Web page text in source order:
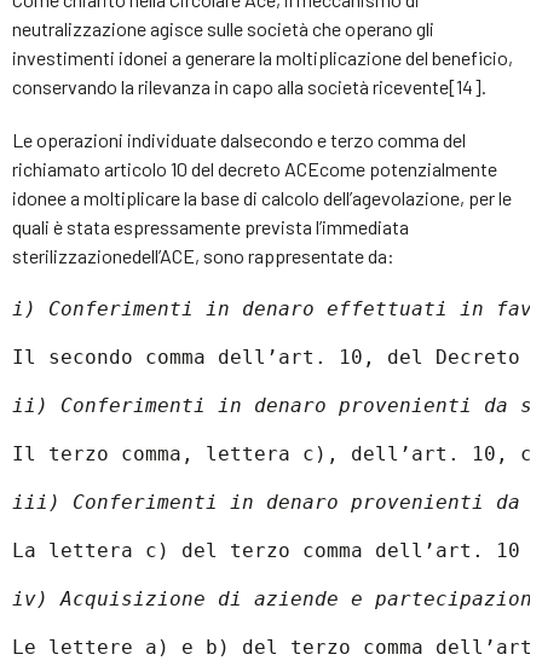
neutralizzazione agisce sulle società che operano gli
investimenti idonei a generare la moltiplicazione del beneficio,
conservando la rilevanza in capo alla società ricevente[14].
Le operazioni individuate dalsecondo e terzo comma del
richiamato articolo 10 del decreto ACEcome potenzialmente
idonee a moltiplicare la base di calcolo dell’agevolazione, per le
quali è stata espressamente prevista l’immediata
sterilizzazionedell’ACE, sono rappresentate da:
i) Conferimenti in denaro effettuati in
Il secondo comma dell’art. 10, del
ii) Conferimenti in denaro provenienti
Il terzo comma, lettera c), dell’art. 10,
iii) Conferimenti in denaro provenienti
La lettera c) del terzo comma dell’art. 10
iv) Acquisizione di aziende e
Le lettere a) e b) del terzo comma